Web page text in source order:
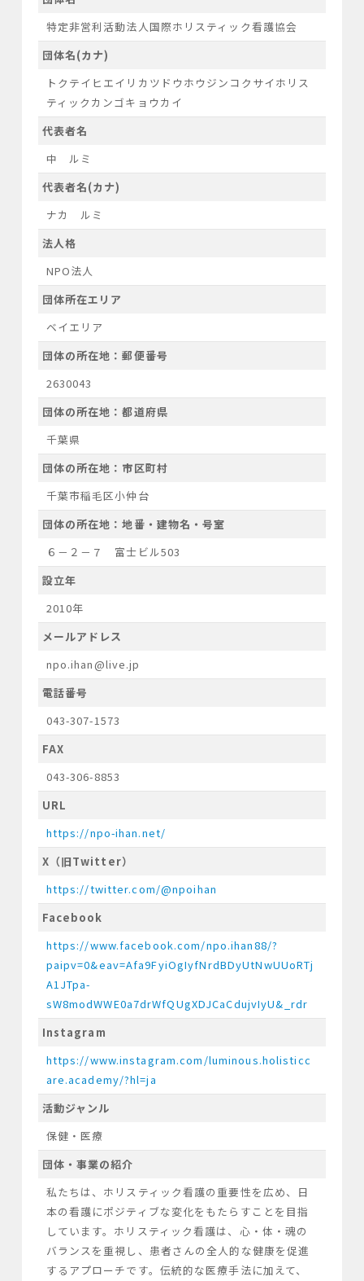
特定非営利活動法人国際ホリスティック看護協会
団体名(カナ)
トクテイヒエイリカツドウホウジンコクサイホリス
ティックカンゴキョウカイ
代表者名
中 ルミ
代表者名(カナ)
ナカ ルミ
法人格
NPO法人
団体所在エリア
ベイエリア
団体の所在地：郵便番号
2630043
団体の所在地：都道府県
千葉県
団体の所在地：市区町村
千葉市稲毛区小仲台
団体の所在地：地番・建物名・号室
６－２－７ 富士ビル503
設立年
2010年
メールアドレス
npo.ihan@live.jp
電話番号
043-307-1573
FAX
043-306-8853
URL
https://npo-ihan.net/
X（旧Twitter）
https://twitter.com/@npoihan
Facebook
https://www.facebook.com/npo.ihan88/?
paipv=0&eav=Afa9FyiOgIyfNrdBDyUtNwUUoRTj
A1JTpa-
sW8modWWE0a7drWfQUgXDJCaCdujvIyU&_rdr
Instagram
https://www.instagram.com/luminous.holisticc
are.academy/?hl=ja
活動ジャンル
保健・医療
団体・事業の紹介
私たちは、ホリスティック看護の重要性を広め、日
本の看護にポジティブな変化をもたらすことを目指
しています。ホリスティック看護は、心・体・魂の
バランスを重視し、患者さんの全人的な健康を促進
するアプローチです。伝統的な医療手法に加えて、